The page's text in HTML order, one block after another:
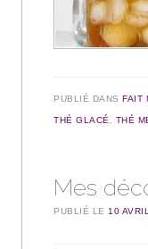
PUBLIÉ DANS FAIT
THÉ GLACÉ, THÉ
Mes
PUBLIÉ LE 10